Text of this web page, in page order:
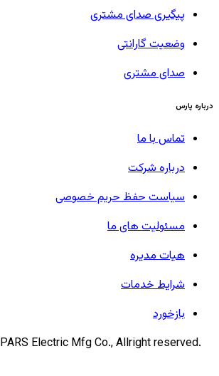
پیگیری صدای مشتری
وضعیت گارانتی
صدای مشتری
درباره پارس
تماس با ما
درباره شرکت
سیاست حفظ حریم خصوصی
مسئولیت های ما
هیات مدیره
شرایط خدمات
بازخورد
PARS Electric Mfg Co., Allright reserved.